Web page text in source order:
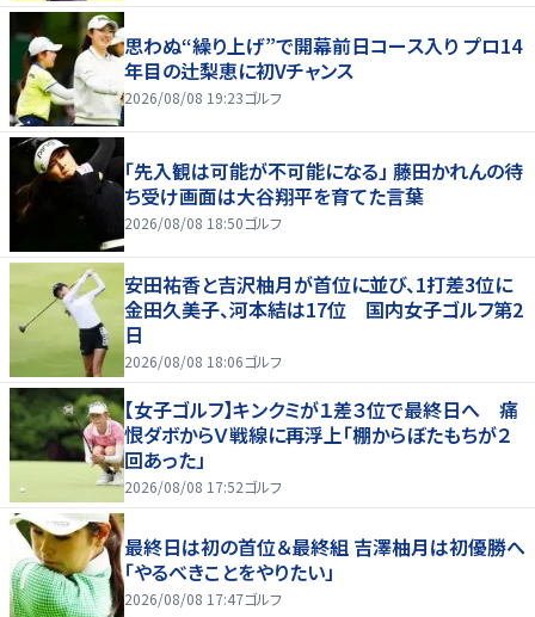
思わぬ“繰り上げ”で開幕前日コース入り プロ14
年目の辻梨恵に初Vチャンス
2026/08/08 19:23ゴルフ
「先入観は可能が不可能になる」 藤田かれんの待
ち受け画面は大谷翔平を育てた言葉
2026/08/08 18:50ゴルフ
安田祐香と吉沢柚月が首位に並び、1打差3位に
金田久美子、河本結は17位 国内女子ゴルフ第2
日
2026/08/08 18:06ゴルフ
【女子ゴルフ】キンクミが１差３位で最終日へ 痛
恨ダボからＶ戦線に再浮上「棚からぼたもちが２
回あった」
2026/08/08 17:52ゴルフ
最終日は初の首位＆最終組 吉澤柚月は初優勝へ
「やるべきことをやりたい」
2026/08/08 17:47ゴルフ